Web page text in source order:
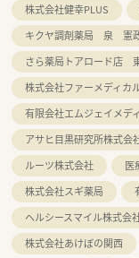
株式会社健幸PLUS
キクヤ調剤薬局 泉 憲
さら薬局トアロード店
株式会社ファーメディカ
有限会社エムジェイメデ
アサヒ目黒研究所株式会
ルーツ株式会社
医
株式会社スギ薬局
ヘルシースマイル株式会
株式会社あけぼの関西